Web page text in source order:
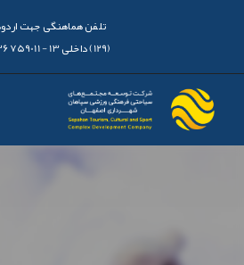
تلفن هماهنگی جهت اردوها :